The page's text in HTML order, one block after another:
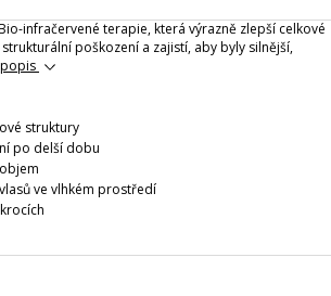
Bio-infračervené terapie, která výrazně zlepší celkové
strukturální poškození a zajistí, aby byly silnější,
struktury
po delší dobu
ve vlhkém prostředí